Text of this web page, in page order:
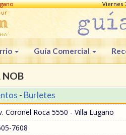
Viernes
Guía Comercial
NOB
- Burletes
Coronel Roca 5550 - Villa Lugano
7608